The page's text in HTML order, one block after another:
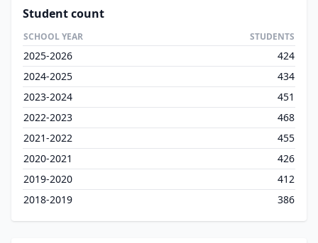
Student count
SCHOOL YEAR STUDENTS
2025-2026
424
2024-2025
434
2023-2024
451
2022-2023
468
2021-2022
455
2020-2021
426
2019-2020
412
2018-2019
386